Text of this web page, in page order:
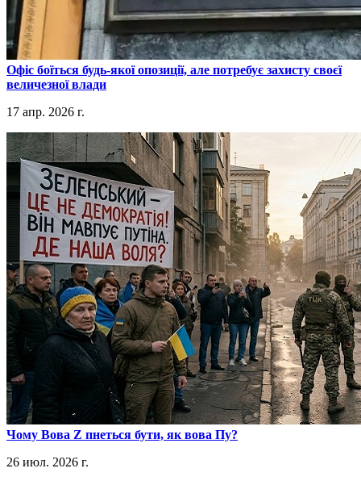
​Офіс боїться будь-якої опозиції, але потребує захисту своєї
величезної влади
17 апр. 2026 г.
​Чому Вова Z пнеться бути, як вова Пу?
26 июл. 2026 г.